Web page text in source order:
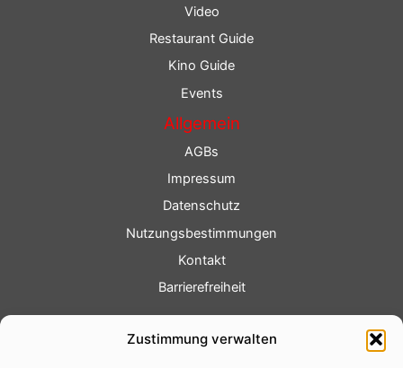
Zustimmung verwalten
Video
Restaurant Guide
Kino Guide
Events
Allgemein
AGBs
Impressum
Datenschutz
Nutzungsbestimmungen
Kontakt
Barrierefreiheit
Fotoservice